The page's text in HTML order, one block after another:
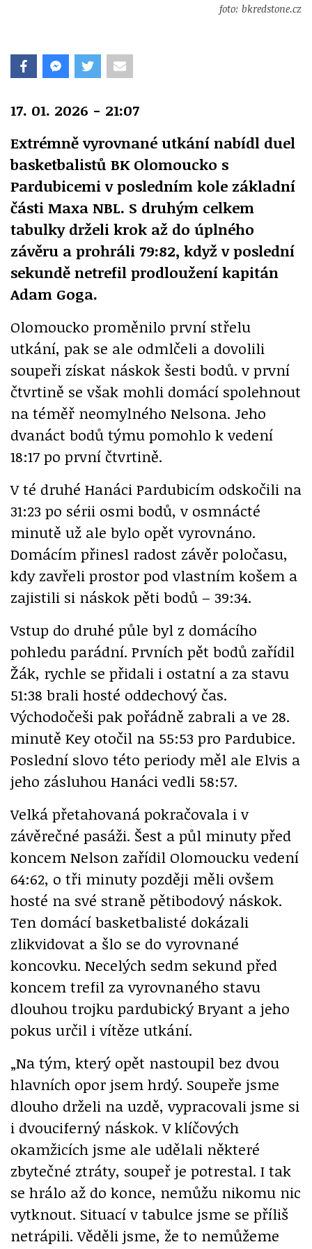
foto: bkredstone.cz
17. 01. 2026 - 21:07
Extrémně vyrovnané utkání nabídl duel
basketbalistů BK Olomoucko s
Pardubicemi v posledním kole základní
části Maxa NBL. S druhým celkem
tabulky drželi krok až do úplného
závěru a prohráli 79:82, když v poslední
sekundě netrefil prodloužení kapitán
Adam Goga.
Olomoucko proměnilo první střelu
utkání, pak se ale odmlčeli a dovolili
soupeři získat náskok šesti bodů. v první
čtvrtině se však mohli domácí spolehnout
na téměř neomylného Nelsona. Jeho
dvanáct bodů týmu pomohlo k vedení
18:17 po první čtvrtině.
V té druhé Hanáci Pardubicím odskočili na
31:23 po sérii osmi bodů, v osmnácté
minutě už ale bylo opět vyrovnáno.
Domácím přinesl radost závěr poločasu,
kdy zavřeli prostor pod vlastním košem a
zajistili si náskok pěti bodů – 39:34.
Vstup do druhé půle byl z domácího
pohledu parádní. Prvních pět bodů zařídil
Žák, rychle se přidali i ostatní a za stavu
51:38 brali hosté oddechový čas.
Východočeši pak pořádně zabrali a ve 28.
minutě Key otočil na 55:53 pro Pardubice.
Poslední slovo této periody měl ale Elvis a
jeho zásluhou Hanáci vedli 58:57.
Velká přetahovaná pokračovala i v
závěrečné pasáži. Šest a půl minuty před
koncem Nelson zařídil Olomoucku vedení
64:62, o tři minuty později měli ovšem
hosté na své straně pětibodový náskok.
Ten domácí basketbalisté dokázali
zlikvidovat a šlo se do vyrovnané
koncovku. Necelých sedm sekund před
koncem trefil za vyrovnaného stavu
dlouhou trojku pardubický Bryant a jeho
pokus určil i vítěze utkání.
„Na tým, který opět nastoupil bez dvou
hlavních opor jsem hrdý. Soupeře jsme
dlouho drželi na uzdě, vypracovali jsme si
i dvouciferný náskok. V klíčových
okamžicích jsme ale udělali některé
zbytečné ztráty, soupeř je potrestal. I tak
se hrálo až do konce, nemůžu nikomu nic
vytknout. Situací v tabulce jsme se příliš
netrápili. Věděli jsme, že to nemůžeme